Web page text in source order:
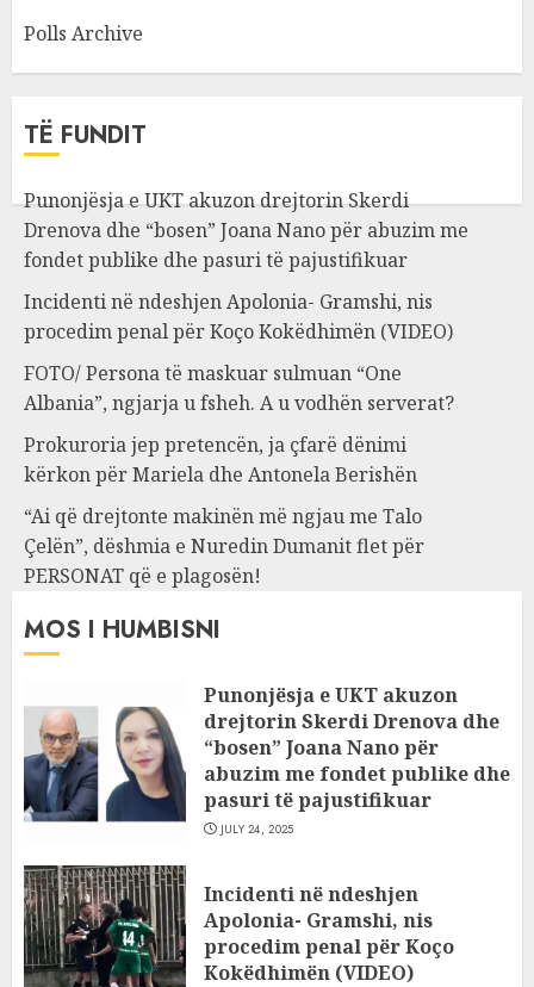
Polls Archive
TË FUNDIT
Punonjësja e UKT akuzon drejtorin Skerdi
Drenova dhe “bosen” Joana Nano për abuzim me
fondet publike dhe pasuri të pajustifikuar
Incidenti në ndeshjen Apolonia- Gramshi, nis
procedim penal për Koço Kokëdhimën (VIDEO)
FOTO/ Persona të maskuar sulmuan “One
Albania”, ngjarja u fsheh. A u vodhën serverat?
Prokuroria jep pretencën, ja çfarë dënimi
kërkon për Mariela dhe Antonela Berishën
“Ai që drejtonte makinën më ngjau me Talo
Çelën”, dëshmia e Nuredin Dumanit flet për
PERSONAT që e plagosën!
MOS I HUMBISNI
Punonjësja e UKT akuzon
drejtorin Skerdi Drenova dhe
“bosen” Joana Nano për
abuzim me fondet publike dhe
pasuri të pajustifikuar
JULY 24, 2025
Incidenti në ndeshjen
Apolonia- Gramshi, nis
procedim penal për Koço
Kokëdhimën (VIDEO)